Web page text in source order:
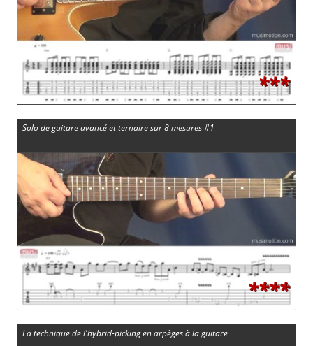
***
Solo de guitare avancé et ternaire sur 8 mesures #1
****
La technique de l'hybrid-picking en arpèges à la guitare